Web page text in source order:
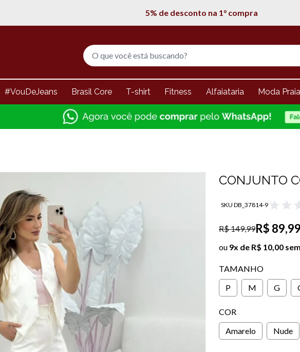
Entregamos em todo Brasil
#VouDeJeans Brasil Core T-shirt Fitness Alfaiataria Moda Praia
CONJUNTO
SKU DB_37814-9
R$ 149,99R$ 89,99
ou 9x de R$ 10,00
TAMANHO
P
M G
COR
Amarelo
Nude